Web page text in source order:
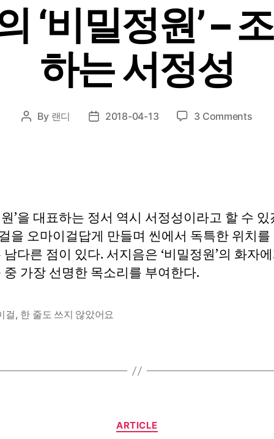
‘비밀정원’ –
하는 서정성
Post
By 랜디
Post2018-04-13 3 Commentson
밀
정
원’
–
원’을 대표하는 정서 역시 서정성이라고 할 수 있
을 오마이걸답게 만들며 씬에서 독특한 위치를
남다른 점이 있다. 서지음은 ‘비밀정원’의 화자
중 가장 선명한 목소리를 부여한다.
걸, 한 줄도 쓰지 않았어요
Categories
ARTICLE